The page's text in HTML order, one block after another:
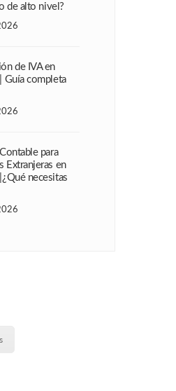
de alto nivel?
de IVA en
Guía completa
para
Extranjeras en
necesitas